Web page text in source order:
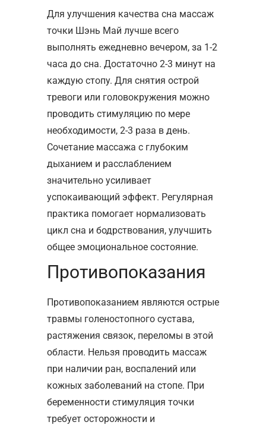
Для улучшения качества сна массаж
точки Шэнь Май лучше всего
выполнять ежедневно вечером, за 1-2
часа до сна. Достаточно 2-3 минут на
каждую стопу. Для снятия острой
тревоги или головокружения можно
проводить стимуляцию по мере
необходимости, 2-3 раза в день.
Сочетание массажа с глубоким
дыханием и расслаблением
значительно усиливает
успокаивающий эффект. Регулярная
практика помогает нормализовать
цикл сна и бодрствования, улучшить
общее эмоциональное состояние.
Противопоказания
Противопоказанием являются острые
травмы голеностопного сустава,
растяжения связок, переломы в этой
области. Нельзя проводить массаж
при наличии ран, воспалений или
кожных заболеваний на стопе. При
беременности стимуляция точки
требует осторожности и